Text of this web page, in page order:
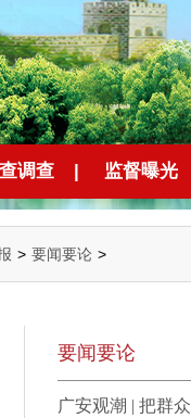
调查 | 监督曝光
> 要闻要论 >
要闻要论
广安观潮 | 把群